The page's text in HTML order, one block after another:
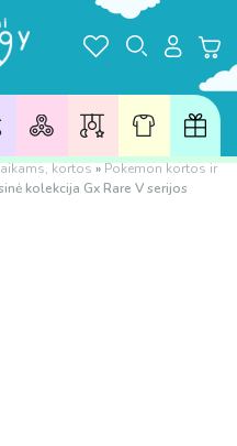
kortos»Pokemon kortos ir
kolekcija Gx Rare V serijos